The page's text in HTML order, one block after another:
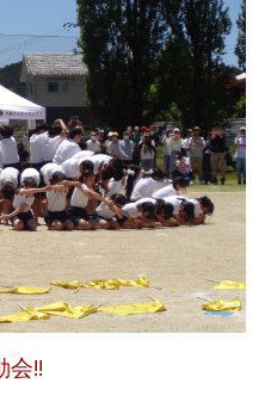
会!!